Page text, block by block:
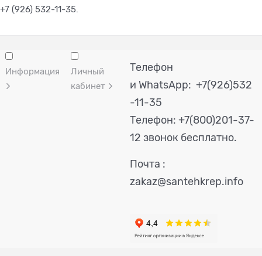
+7 (926) 532-11-35.
Информация
Личный
кабинет
Телефон
и WhatsApp: +7(926)532
-11-35
Телефон: +7(800)201-37-
12 звонок бесплатно.
Почта :
zakaz@santehkrep.info